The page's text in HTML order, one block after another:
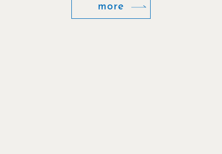
more